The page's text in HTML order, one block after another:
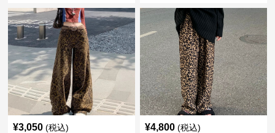
¥3,050 (税込) ¥4,800 (税込)